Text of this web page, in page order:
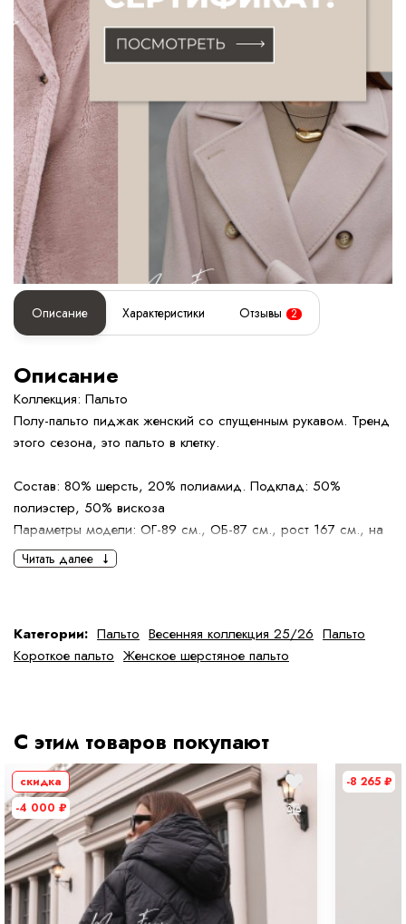
Описание Характеристики Отзывы 2
Описание
Коллекция: Пальто
Полу-пальто пиджак женский со спущенным рукавом. Тренд
этого сезона, это пальто в клетку.
Состав: 80% шерсть, 20% полиамид. Подклад: 50%
полиэстер, 50% вискоза
Параметры модели: ОГ-89 см., ОБ-87 см., рост 167 см., на
модели размер 40
Читать далее
Категории: Пальто Весенняя коллекция 25/26 Пальто
Короткое пальто Женское шерстяное пальто
С этим товаров покупают
скидка
-4 000 ₽
-8 265 ₽